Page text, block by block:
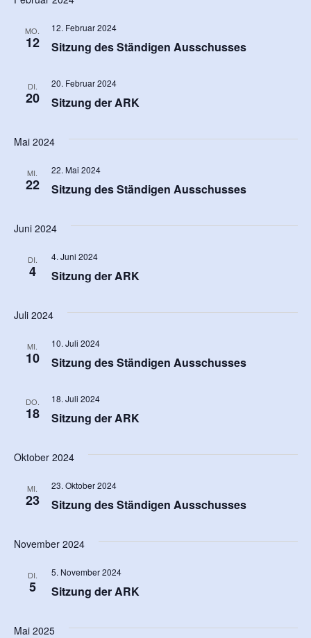
MO.
12 Sitzung des Ständigen Ausschusses
12. Februar 2024
DI.
20 Sitzung der ARK
20. Februar 2024
Mai 2024
MI.
22 Sitzung des Ständigen Ausschusses
22. Mai 2024
Juni 2024
DI.
4 Sitzung der ARK
4. Juni 2024
Juli 2024
MI.
10 Sitzung des Ständigen Ausschusses
10. Juli 2024
DO.
18 Sitzung der ARK
18. Juli 2024
Oktober 2024
MI.
23 Sitzung des Ständigen Ausschusses
23. Oktober 2024
November 2024
DI.
5 Sitzung der ARK
5. November 2024
Mai 2025